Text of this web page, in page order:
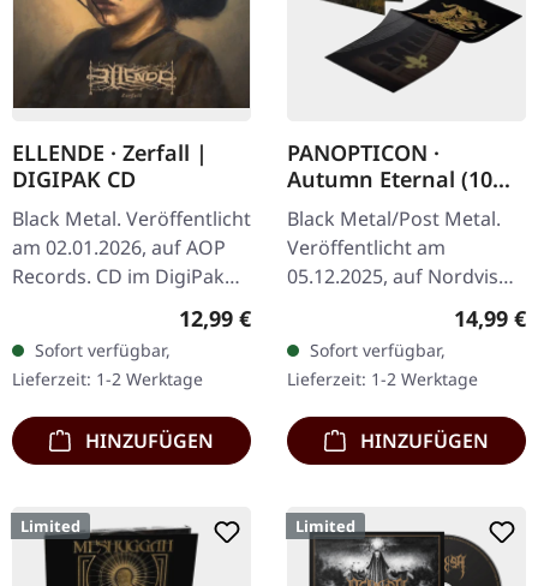
ELLENDE · Zerfall |
DIGIPAK CD
Black Metal. Veröffentlicht
am 02.01.2026, auf AOP
Records. CD im DigiPak
mit 8-seitigem Booklet.
Ellende kehrt mit „Zerfall"
zurück – einer…
Regulärer Preis:
12,99 €
Sofort verfügbar,
Lieferzeit: 1-2 Werktage
HINZUFÜGEN
PANOPTICON ·
Autumn Eternal (10
Year Anniversary
Edition) | DIGIPAK CD
Black Metal/Post Metal.
Veröffentlicht am
05.12.2025, auf Nordvis
Gatefold-Digisleeve mit
Golddruck und 16-
seitigem Booklet. Zehn…
14,99 €
Sofort verfügbar,
Lieferzeit: 1-2 Werktage
HINZUFÜGEN
Limited Limited